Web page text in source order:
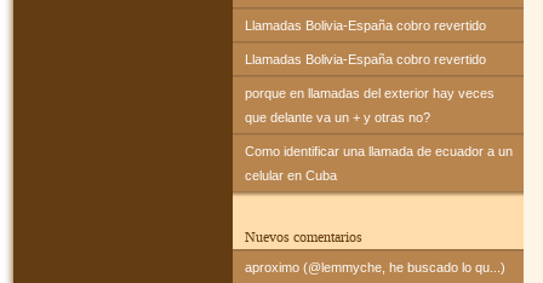
Llamadas Bolivia-España cobro revertido
Llamadas Bolivia-España cobro revertido
porque en llamadas del exterior hay veces
que delante va un + y otras no?
Como identificar una llamada de ecuador a un
celular en Cuba
Nuevos comentarios
aproximo (@lemmyche, he buscado lo qu...)